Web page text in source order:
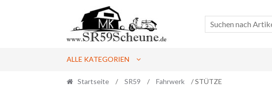
navigation
content
ALLE KATEGORIEN
Startseite / SR59 / Fahrwerk / STÜTZE